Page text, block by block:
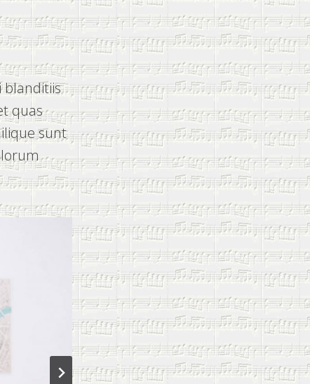
blanditiis
quas
sunt